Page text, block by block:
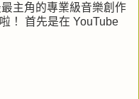
主角的專業級音樂創作
！ 首先是在 YouTube